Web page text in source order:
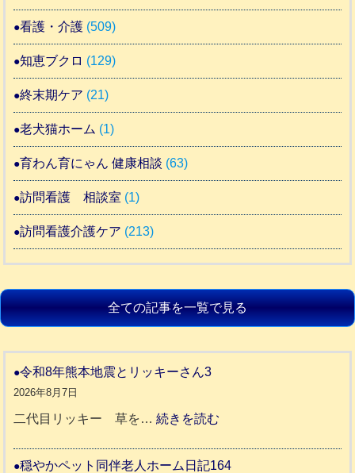
看護・介護 (509)
知恵ブクロ (129)
終末期ケア (21)
老犬猫ホーム (1)
育わん育にゃん 健康相談 (63)
訪問看護 相談室 (1)
訪問看護介護ケア (213)
全ての記事を一覧で見る
令和8年熊本地震とリッキーさん3
2026年8月7日
二代目リッキー 草を…続きを読む
和
穏やかペット同伴老人ホーム日記164